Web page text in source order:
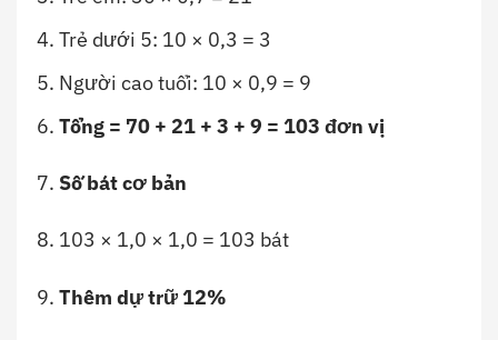
Trẻ dưới 5: 10 × 0,3 = 3
Người cao tuổi: 10 × 0,9 = 9
Tổng = 70 + 21 + 3 + 9 = 103 đơn vị
Số bát cơ bản
103 × 1,0 × 1,0 = 103 bát
Thêm dự trữ 12%